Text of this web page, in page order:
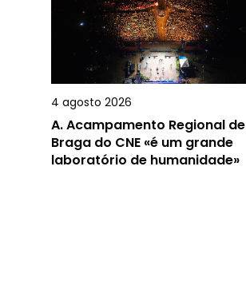
4 agosto 2026
A.Acampamento Regional de
Braga do CNE «é um grande
laboratório de humanidade»